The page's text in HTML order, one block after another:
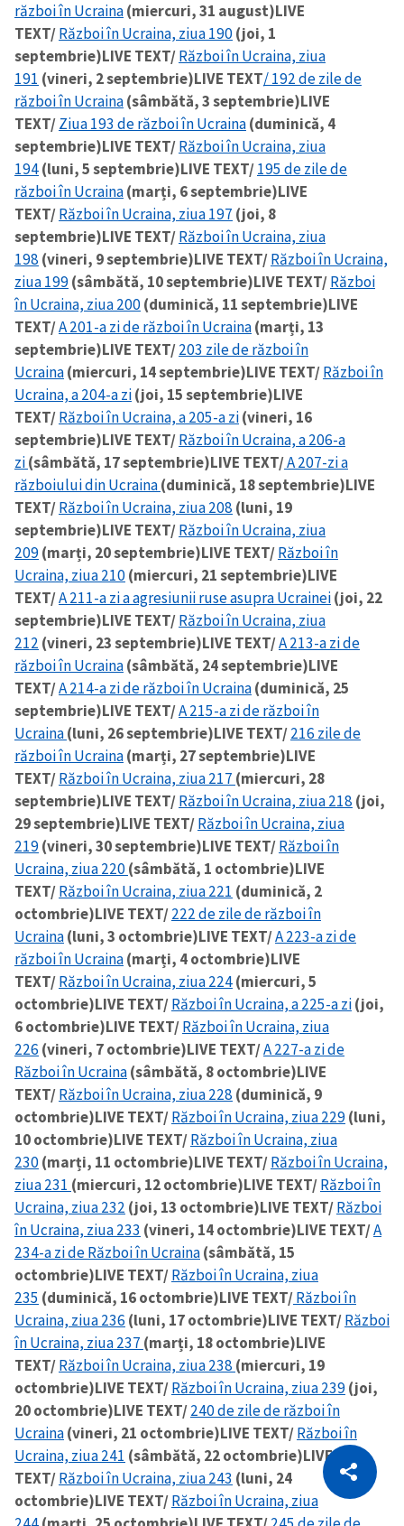
Copiază Link
război în Ucraina(miercuri, 31 august)LIVE
TEXT/Război în Ucraina, ziua 190(joi, 1
septembrie)LIVE TEXT/Război în Ucraina, ziua
191 (vineri, 2 septembrie)LIVE TEXT/ 192 de zile de
război în Ucraina(sâmbătă, 3 septembrie)LIVE
TEXT/Ziua 193 de război în Ucraina(duminică, 4
septembrie)LIVE TEXT/Război în Ucraina, ziua
194(luni, 5 septembrie)LIVE TEXT/195 de zile de
război în Ucraina(marți, 6 septembrie)LIVE
TEXT/Război în Ucraina, ziua 197 (joi, 8
septembrie)LIVE TEXT/Război în Ucraina, ziua
198 (vineri, 9 septembrie)LIVE TEXT/Război în Ucraina,
ziua 199(sâmbătă, 10 septembrie)LIVE TEXT/Război
în Ucraina, ziua 200(duminică, 11 septembrie)LIVE
TEXT/A 201-a zi de război în Ucraina(marți, 13
septembrie)LIVE TEXT/203 zile de război în
Ucraina(miercuri, 14 septembrie)LIVE TEXT/Război în
Ucraina, a 204-a zi(joi, 15 septembrie)LIVE
TEXT/Război în Ucraina, a 205-a zi(vineri, 16
septembrie)LIVE TEXT/Război în Ucraina, a 206-a
zi(sâmbătă, 17 septembrie)LIVE TEXT/A 207-zi a
războiului din Ucraina(duminică, 18 septembrie)LIVE
TEXT/Război în Ucraina, ziua 208 (luni, 19
septembrie)LIVE TEXT/Război în Ucraina, ziua
209(marți, 20 septembrie)LIVE TEXT/Război în
Ucraina, ziua 210(miercuri, 21 septembrie)LIVE
TEXT/A 211-a zi a agresiunii ruse asupra Ucrainei(joi, 22
septembrie)LIVE TEXT/Război în Ucraina, ziua
212 (vineri, 23 septembrie)LIVE TEXT/A 213-a zi de
război în Ucraina(sâmbătă, 24 septembrie)LIVE
TEXT/A 214-a zi de război în Ucraina(duminică, 25
septembrie)LIVE TEXT/A 215-a zi de război în
Ucraina(luni, 26 septembrie)LIVE TEXT/216 zile de
război în Ucraina(marți, 27 septembrie)LIVE
TEXT/Război în Ucraina, ziua 217 (miercuri, 28
septembrie)LIVE TEXT/Război în Ucraina, ziua 218 (joi,
29 septembrie)LIVE TEXT/Război în Ucraina, ziua
219(vineri, 30 septembrie)LIVE TEXT/Război în
Ucraina, ziua 220(sâmbătă, 1 octombrie)LIVE
TEXT/Război în Ucraina, ziua 221 (duminică, 2
octombrie)LIVE TEXT/222 de zile de război în
Ucraina(luni, 3 octombrie)LIVE TEXT/A 223-a zi de
război în Ucraina(marți, 4 octombrie)LIVE
TEXT/Război în Ucraina, ziua 224(miercuri, 5
octombrie)LIVE TEXT/Război în Ucraina, a 225-a zi(joi,
6 octombrie)LIVE TEXT/Război în Ucraina, ziua
226 (vineri, 7 octombrie)LIVE TEXT/A 227-a zi de
Război în Ucraina(sâmbătă, 8 octombrie)LIVE
TEXT/Război în Ucraina, ziua 228 (duminică, 9
octombrie)LIVE TEXT/Război în Ucraina, ziua 229(luni,
10 octombrie)LIVE TEXT/Război în Ucraina, ziua
230(marți, 11 octombrie)LIVE TEXT/Război în Ucraina,
ziua 231 (miercuri, 12 octombrie)LIVE TEXT/Război în
Ucraina, ziua 232 (joi, 13 octombrie)LIVE TEXT/Război
în Ucraina, ziua 233 (vineri, 14 octombrie)LIVE TEXT/A
234-a zi de Război în Ucraina(sâmbătă, 15
octombrie)LIVE TEXT/Război în Ucraina, ziua
235 (duminică, 16 octombrie)LIVE TEXT/Război în
Ucraina, ziua 236 (luni, 17 octombrie)LIVE TEXT/Război
în Ucraina, ziua 237 (marți, 18 octombrie)LIVE
TEXT/Război în Ucraina, ziua 238 (miercuri, 19
octombrie)LIVE TEXT/Război în Ucraina, ziua 239(joi,
20 octombrie)LIVE TEXT/240 de zile de război în
Ucraina(vineri, 21 octombrie)LIVE TEXT/Război în
Ucraina, ziua 241 (sâmbătă, 22 octombrie)LIVE
TEXT/Război în Ucraina, ziua 243 (luni, 24
octombrie)LIVE TEXT/Război în Ucraina, ziua
Citește articolul
CITEȘTE